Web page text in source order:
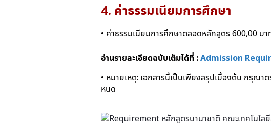
4. ค่าธรรมเนียมการศึกษา
• ค่าธรรมเนียมการศึกษาตลอดหลักสูตร 600,00 บา
อ่านรายละเอียดฉบับเต็มได้ที่ :Admission
• หมายเหตุ: เอกสารนี้เป็นเพียงสรุปเบื้องต้น กรุณา
หนด